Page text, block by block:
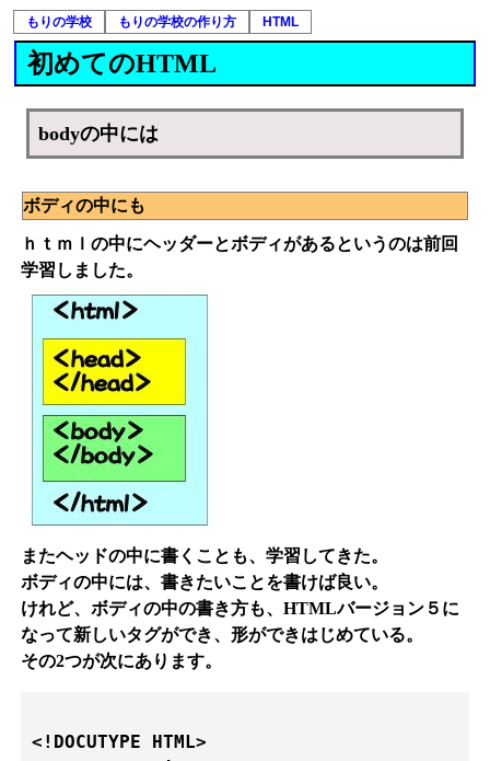
もりの学校 もりの学校の作り方 HTML
初めてのHTML
bodyの中には
ボディの中にも
ｈｔｍｌの中にヘッダーとボディがあるというのは前回
学習しました。
またヘッドの中に書くことも、学習してきた。
ボディの中には、書きたいことを書けば良い。
けれど、ボディの中の書き方も、HTMLバージョン５に
なって新しいタグができ、形ができはじめている。
その2つが次にあります。
<!DOCUTYPE HTML>